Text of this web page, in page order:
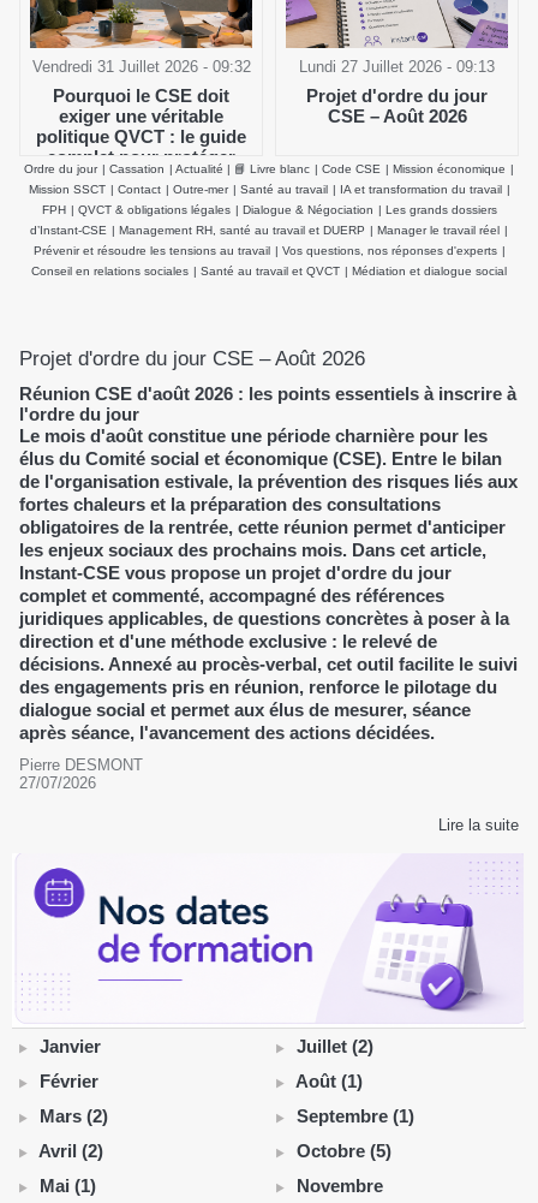
Vendredi 31 Juillet 2026 - 09:32
Pourquoi le CSE doit
exiger une véritable
politique QVCT : le guide
complet pour protéger
durablement la santé
physique et mentale des
salariés
Lundi 27 Juillet 2026 - 09:13
Projet d'ordre du jour
CSE – Août 2026
Ordre du jour | Cassation | Actualité | 📘 Livre blanc | Code CSE | Mission économique |
Mission SSCT | Contact | Outre-mer | Santé au travail | IA et transformation du travail |
FPH | QVCT & obligations légales | Dialogue & Négociation | Les grands dossiers
d’Instant-CSE | Management RH, santé au travail et DUERP | Manager le travail réel |
Prévenir et résoudre les tensions au travail | Vos questions, nos réponses d'experts |
Conseil en relations sociales | Santé au travail et QVCT | Médiation et dialogue social
Projet d'ordre du jour CSE – Août 2026
Réunion CSE d'août 2026 : les points essentiels à inscrire à
l'ordre du jour
Le mois d'août constitue une période charnière pour les
élus du Comité social et économique (CSE). Entre le bilan
de l'organisation estivale, la prévention des risques liés aux
fortes chaleurs et la préparation des consultations
obligatoires de la rentrée, cette réunion permet d'anticiper
les enjeux sociaux des prochains mois. Dans cet article,
Instant-CSE vous propose un projet d'ordre du jour
complet et commenté, accompagné des références
juridiques applicables, de questions concrètes à poser à la
direction et d'une méthode exclusive : le relevé de
décisions. Annexé au procès-verbal, cet outil facilite le suivi
des engagements pris en réunion, renforce le pilotage du
dialogue social et permet aux élus de mesurer, séance
après séance, l'avancement des actions décidées.
Pierre DESMONT
27/07/2026
Lire la suite
Janvier
Février
Mars (2)
Avril (2)
Mai (1)
Juillet (2)
Août (1)
Septembre (1)
Octobre (5)
Novembre